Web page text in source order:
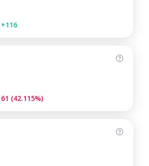
+116
(42.115%)